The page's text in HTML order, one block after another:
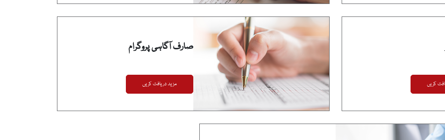
صارف آگاہی پروگرام
مزید دریافت کریں